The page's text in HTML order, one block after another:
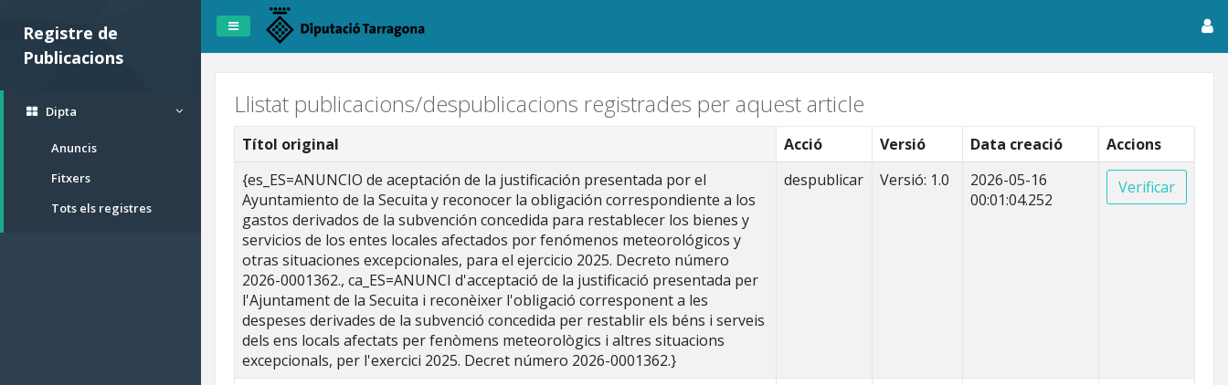
Registre de
Publicacions
Dipta
Anuncis
Fitxers
Tots els registres
Llistat publicacions/despublicacions registrades per aquest article
Títol original Acció Versió Data creació
Accions
{es_ES=ANUNCIO de aceptación de la justificación presentada por el
Ayuntamiento de la Secuita y reconocer la obligación correspondiente a los
gastos derivados de la subvención concedida para restablecer los bienes y
servicios de los entes locales afectados por fenómenos meteorológicos y
otras situaciones excepcionales, para el ejercicio 2025. Decreto número
2026-0001362., ca_ES=ANUNCI d'acceptació de la justificació presentada per
l'Ajuntament de la Secuita i reconèixer l'obligació corresponent a les
despeses derivades de la subvenció concedida per restablir els béns i serveis
dels ens locals afectats per fenòmens meteorològics i altres situacions
excepcionals, per l'exercici 2025. Decret número 2026-0001362.}
despublicar Versió: 1.0
2026-05-16
00:01:04.252
Verificar